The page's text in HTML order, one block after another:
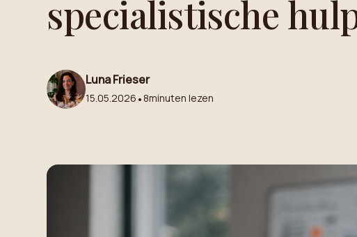
specialistische
Luna Frieser
15.05.2026 • 8minuten lezen